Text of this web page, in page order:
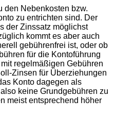
den Nebenkosten bzw.
zu entrichten sind. Der
der Zinssatz möglichst
kommt es aber auch
gebührenfrei ist, oder ob
für die Kontoführung
regelmäßigen Gebühren
Zinsen für Überziehungen
Konto dagegen als
keine Grundgebühren zu
meist entsprechend höher